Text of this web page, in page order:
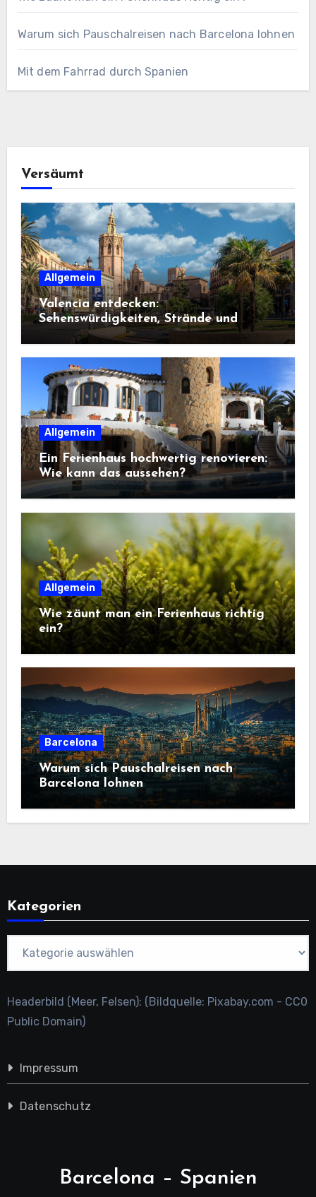
Warum sich Pauschalreisen nach Barcelona lohnen
Mit dem Fahrrad durch Spanien
Versäumt
Allgemein
Valencia entdecken:
Sehenswürdigkeiten, Strände und
Geheimtipps
Allgemein
Ein Ferienhaus hochwertig renovieren:
Wie kann das aussehen?
Allgemein
Wie zäunt man ein Ferienhaus richtig
ein?
Barcelona
Warum sich Pauschalreisen nach
Barcelona lohnen
Kategorien
Headerbild (Meer, Felsen): (Bildquelle: Pixabay.com - CC0
Public Domain)
Impressum
Datenschutz
Barcelona – Spanien